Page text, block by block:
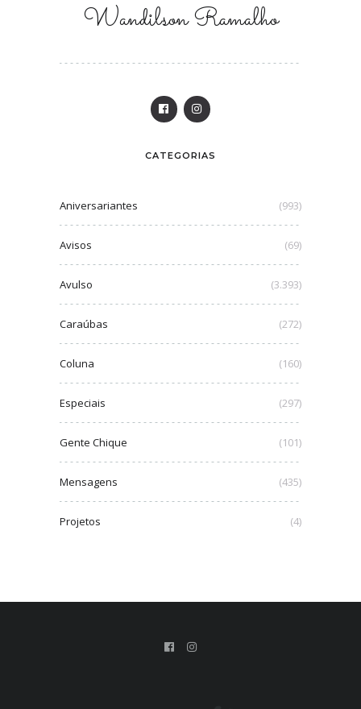
Wandilson Ramalho
CATEGORIAS
Aniversariantes (993)
Avisos (69)
Avulso (3.393)
Caraúbas (272)
Coluna (160)
Especiais (297)
Gente Chique (101)
Mensagens (435)
Projetos (4)